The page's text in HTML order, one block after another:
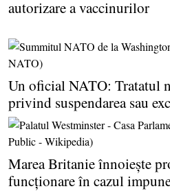
autorizare a vaccinurilor
Un oficial NATO: Tratatul
privind suspendarea sau
Marea Britanie înnoieşte
funcţionare în cazul